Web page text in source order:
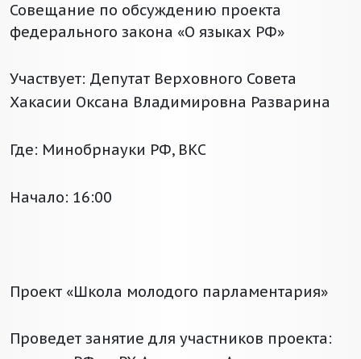
Совещание по обсуждению проекта
федерального закона «О языках РФ»
Участвует: Депутат Верховного Совета
Хакасии Оксана Владимировна Разварина
Где: Минобрнауки РФ, ВКС
Начало: 16:00
Проект «Школа молодого парламентария»
Проведет занятие для участников проекта: